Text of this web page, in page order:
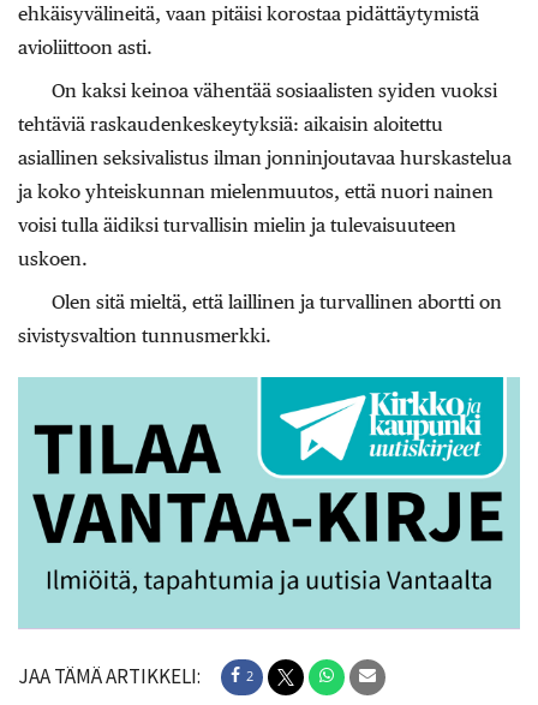
ehkäisyvälineitä, vaan pitäisi korostaa pidättäytymistä
avioliittoon asti.
On kaksi keinoa vähentää sosiaalisten syiden vuoksi
tehtäviä raskaudenkeskeytyksiä: aikaisin aloitettu
asiallinen seksivalistus ilman jonninjoutavaa hurskastelua
ja koko yhteiskunnan mielenmuutos, että nuori nainen
voisi tulla äidiksi turvallisin mielin ja tulevaisuuteen
uskoen.
Olen sitä mieltä, että laillinen ja turvallinen abortti on
sivistysvaltion tunnusmerkki.
JAA TÄMÄ ARTIKKELI: 2